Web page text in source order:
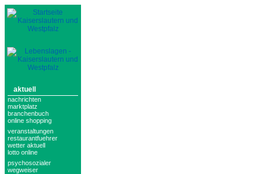
aktuell
nachrichten
marktplatz
branchenbuch
online shopping
veranstaltungen
restaurantfuehrer
wetter aktuell
lotto online
psychosozialer
wegweiser